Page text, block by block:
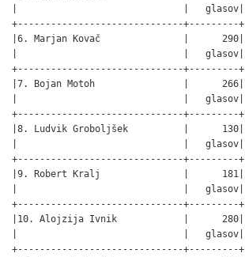
|                              |   glasov|
+------------------------------+---------+
|6. Marjan Kovač               |      290|
|                              |   glasov|
+------------------------------+---------+
|7. Bojan Motoh                |      266|
|                              |   glasov|
+------------------------------+---------+
|8. Ludvik Groboljšek          |      130|
|                              |   glasov|
+------------------------------+---------+
|9. Robert Kralj               |      181|
|                              |   glasov|
+------------------------------+---------+
|10. Alojzija Ivnik            |      280|
|                              |   glasov|
+------------------------------+---------+